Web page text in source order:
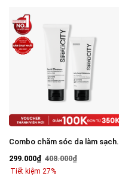
Combo chăm sóc da làm sạch
Sữa rửa mặt x Kem dưỡng ẩm
299.000₫ 408.000₫
Tiết kiệm 27%